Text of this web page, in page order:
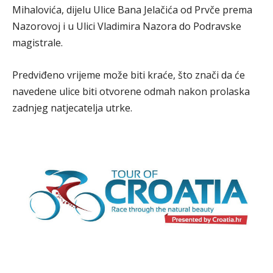
Mihalovića, dijelu Ulice Bana Jelačića od Prvče prema
Nazorovoj i u Ulici Vladimira Nazora do Podravske
magistrale.
Predviđeno vrijeme može biti kraće, što znači da će
navedene ulice biti otvorene odmah nakon prolaska
zadnjeg natjecatelja utrke.